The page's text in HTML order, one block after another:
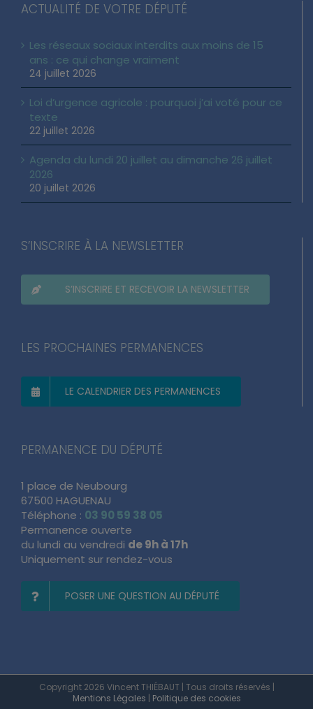
ACTUALITÉ DE VOTRE DÉPUTÉ
Les réseaux sociaux interdits aux moins de 15
ans : ce qui change vraiment
24 juillet 2026
Loi d’urgence agricole : pourquoi j’ai voté pour ce
texte
22 juillet 2026
Agenda du lundi 20 juillet au dimanche 26 juillet
2026
20 juillet 2026
S’INSCRIRE À LA NEWSLETTER
S’INSCRIRE ET RECEVOIR LA NEWSLETTER
LES PROCHAINES PERMANENCES
LE CALENDRIER DES PERMANENCES
PERMANENCE DU DÉPUTÉ
1 place de Neubourg
67500 HAGUENAU
Téléphone : 03 90 59 38 05
Permanence ouverte
du lundi au vendredi de 9h à 17h
Uniquement sur rendez-vous
POSER UNE QUESTION AU DÉPUTÉ
Copyright 2026 Vincent THIÉBAUT | Tous droits réservés |
Mentions Légales | Politique des cookies